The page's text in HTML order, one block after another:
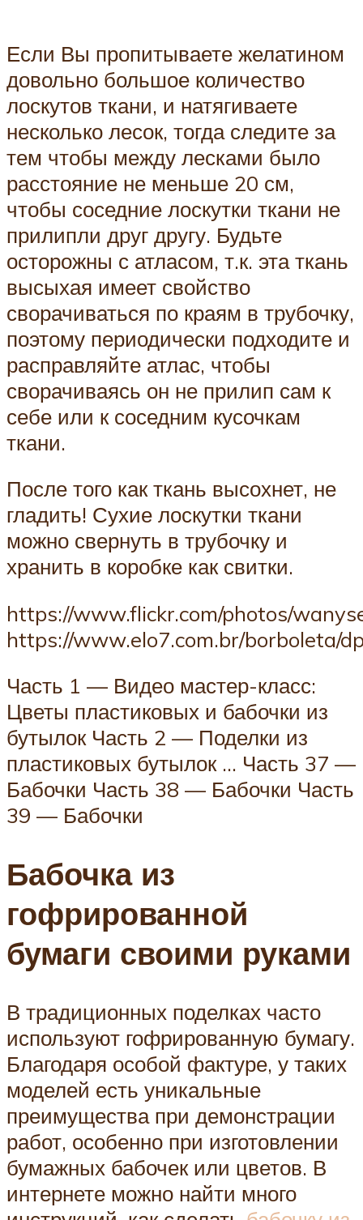
Если Вы пропитываете желатином
довольно большое количество
лоскутов ткани, и натягиваете
несколько лесок, тогда следите за
тем чтобы между лесками было
расстояние не меньше 20 см,
чтобы соседние лоскутки ткани не
прилипли друг другу. Будьте
осторожны с атласом, т.к. эта ткань
высыхая имеет свойство
сворачиваться по краям в трубочку,
поэтому периодически подходите и
расправляйте атлас, чтобы
сворачиваясь он не прилип сам к
себе или к соседним кусочкам
ткани.
После того как ткань высохнет, не
гладить! Сухие лоскутки ткани
можно свернуть в трубочку и
хранить в коробке как свитки.
https://www.flickr.com/photos/
https://www.elo7.com.br/borboleta/
Часть 1 — Видео мастер-класс:
Цветы пластиковых и бабочки из
бутылок Часть 2 — Поделки из
пластиковых бутылок … Часть 37 —
Бабочки Часть 38 — Бабочки Часть
39 — Бабочки
Бабочка из
гофрированной
бумаги своими руками
В традиционных поделках часто
используют гофрированную бумагу.
Благодаря особой фактуре, у таких
моделей есть уникальные
преимущества при демонстрации
работ, особенно при изготовлении
бумажных бабочек или цветов. В
интернете можно найти много